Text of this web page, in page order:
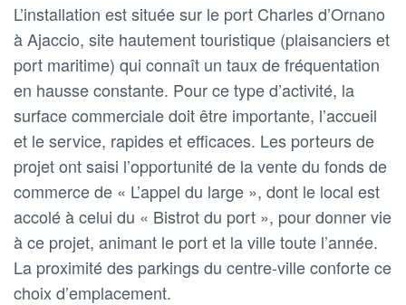
L’installation est située sur le port Charles d’Ornano
à Ajaccio, site hautement touristique (plaisanciers et
port maritime) qui connaît un taux de fréquentation
en hausse constante. Pour ce type d’activité, la
surface commerciale doit être importante, l’accueil
et le service, rapides et efficaces. Les porteurs de
projet ont saisi l’opportunité de la vente du fonds de
commerce de « L’appel du large », dont le local est
accolé à celui du « Bistrot du port », pour donner vie
à ce projet, animant le port et la ville toute l’année.
La proximité des parkings du centre-ville conforte ce
choix d’emplacement.